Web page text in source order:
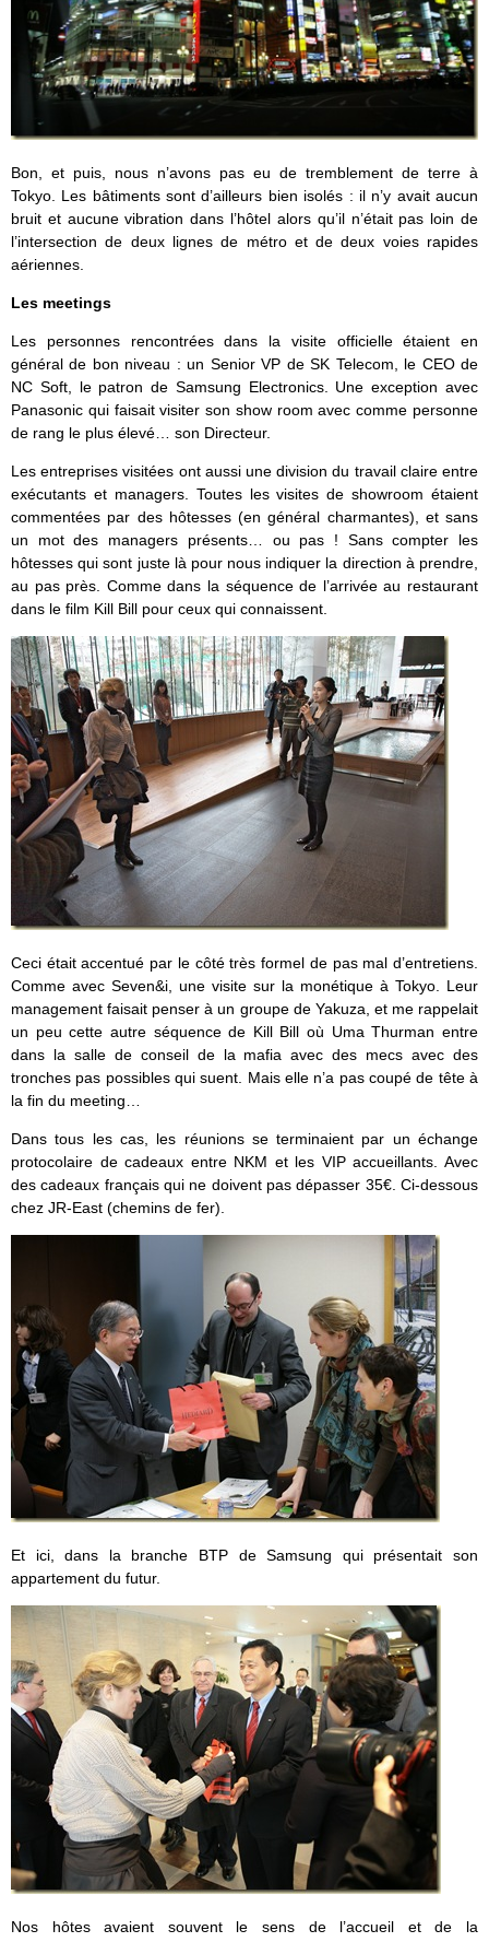
Bon, et puis, nous n’avons pas eu de tremblement de terre à
Tokyo. Les bâtiments sont d’ailleurs bien isolés : il n’y avait aucun
bruit et aucune vibration dans l’hôtel alors qu’il n’était pas loin de
l’intersection de deux lignes de métro et de deux voies rapides
aériennes.
Les meetings
Les personnes rencontrées dans la visite officielle étaient en
général de bon niveau : un Senior VP de SK Telecom, le CEO de
NC Soft, le patron de Samsung Electronics. Une exception avec
Panasonic qui faisait visiter son show room avec comme personne
de rang le plus élevé… son Directeur.
Les entreprises visitées ont aussi une division du travail claire entre
exécutants et managers. Toutes les visites de showroom étaient
commentées par des hôtesses (en général charmantes), et sans
un mot des managers présents… ou pas ! Sans compter les
hôtesses qui sont juste là pour nous indiquer la direction à prendre,
au pas près. Comme dans la séquence de l’arrivée au restaurant
dans le film Kill Bill pour ceux qui connaissent.
Ceci était accentué par le côté très formel de pas mal d’entretiens.
Comme avec Seven&i, une visite sur la monétique à Tokyo. Leur
management faisait penser à un groupe de Yakuza, et me rappelait
un peu cette autre séquence de Kill Bill où Uma Thurman entre
dans la salle de conseil de la mafia avec des mecs avec des
tronches pas possibles qui suent. Mais elle n’a pas coupé de tête à
la fin du meeting…
Dans tous les cas, les réunions se terminaient par un échange
protocolaire de cadeaux entre NKM et les VIP accueillants. Avec
des cadeaux français qui ne doivent pas dépasser 35€. Ci-dessous
chez JR-East (chemins de fer).
Et ici, dans la branche BTP de Samsung qui présentait son
appartement du futur.
Nos hôtes avaient souvent le sens de l’accueil et de la